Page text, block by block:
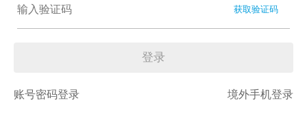
获取验证码
登录
账号密码登录 境外手机登录